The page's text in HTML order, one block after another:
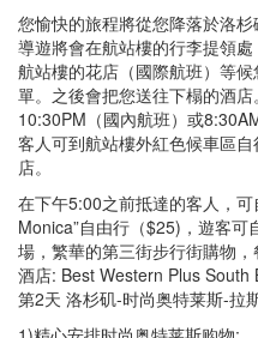
您愉快的旅程將從您降落於洛
導遊將會在航站樓的行李提領
航站樓的花店（國際航班）等
單。之後會把您送往下榻的酒
10:30PM（國內航班）或
客人可到航站樓外紅色候車區
店。
在下午5:00之前抵達的客人，
Monica”自由行（$25)，遊客
場，繁華的第三街步行街購物，
酒店: Best Western Plus
第2天 洛杉矶-时尚奥特莱斯-拉